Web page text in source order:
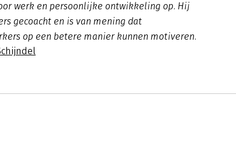
werk en persoonlijke ontwikkeling op. Hij
gecoacht en is van mening dat
op een betere manier kunnen motiveren.